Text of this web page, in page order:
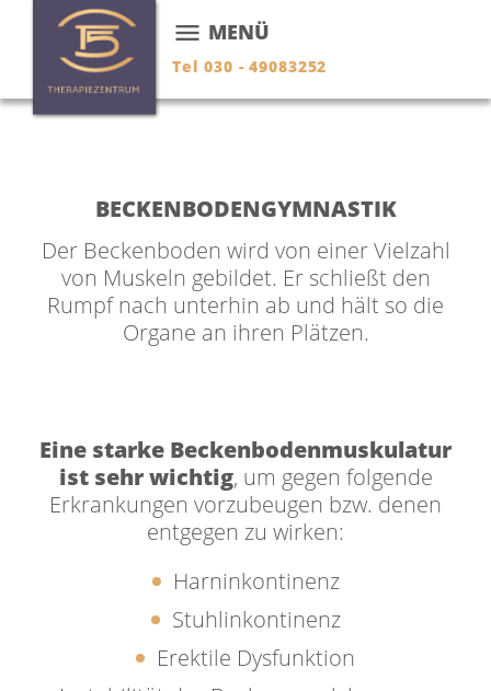
menu MENÜ
Tel 030 - 49083252
BECKENBODENGYMNASTIK
Der Beckenboden wird von einer Vielzahl
von Muskeln gebildet. Er schließt den
Rumpf nach unterhin ab und hält so die
Organe an ihren Plätzen.
Eine starke Beckenbodenmuskulatur
ist sehr wichtig, um gegen folgende
Erkrankungen vorzubeugen bzw. denen
entgegen zu wirken:
Harninkontinenz
Stuhlinkontinenz
Erektile Dysfunktion